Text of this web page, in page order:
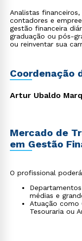
Analistas
contadores e
gestão financeira
graduação ou pós-
ou reinventar sua
Coordenação
Artur Ubaldo
Mercado de
em Gestão
O profissional
médias e
Atuação como
Tesouraria ou